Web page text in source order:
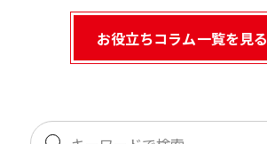
お役立ちコラム一覧を見る